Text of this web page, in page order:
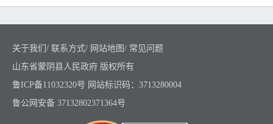
关于我们 / 联系方式/ 网站地图/ 常见问题
山东省蒙阴县人民政府 版权所有
鲁ICP备11032320号 网站标识码：3713280004
鲁公网安备 37132802371364号